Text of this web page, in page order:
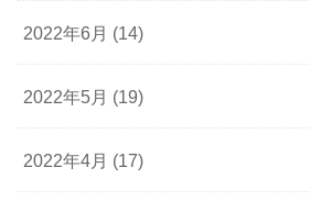
2022年6月 (14)
2022年5月 (19)
2022年4月 (17)